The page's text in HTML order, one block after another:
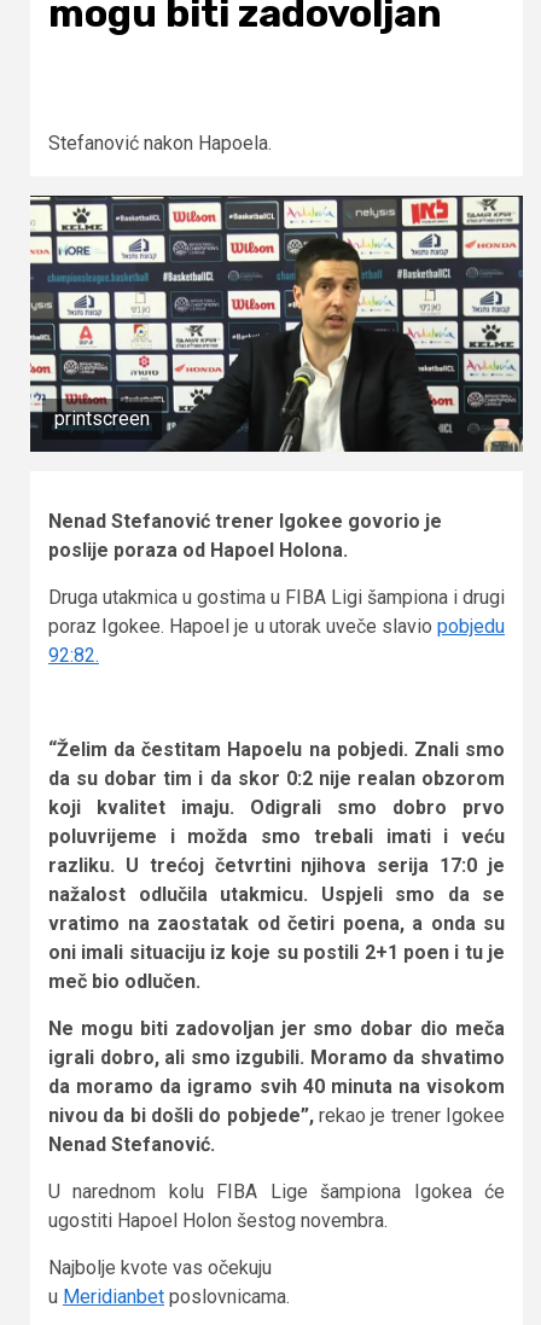
mogu biti zadovoljan
Stefanović nakon Hapoela.
printscreen
Nenad Stefanović trener Igokee govorio je
poslije poraza od Hapoel Holona.
Druga utakmica u gostima u FIBA Ligi šampiona i drugi
poraz Igokee. Hapoel je u utorak uveče slavio pobjedu
92:82.
“Želim da čestitam Hapoelu na pobjedi. Znali smo
da su dobar tim i da skor 0:2 nije realan obzorom
koji kvalitet imaju. Odigrali smo dobro prvo
poluvrijeme i možda smo trebali imati i veću
razliku. U trećoj četvrtini njihova serija 17:0 je
nažalost odlučila utakmicu. Uspjeli smo da se
vratimo na zaostatak od četiri poena, a onda su
oni imali situaciju iz koje su postili 2+1 poen i tu je
meč bio odlučen.
Ne mogu biti zadovoljan jer smo dobar dio meča
igrali dobro, ali smo izgubili. Moramo da shvatimo
da moramo da igramo svih 40 minuta na visokom
nivou da bi došli do pobjede”,rekao je trener Igokee
Nenad Stefanović.
U narednom kolu FIBA Lige šampiona Igokea će
ugostiti Hapoel Holon šestog novembra.
Najbolje kvote vas očekuju
u Meridianbet poslovnicama.